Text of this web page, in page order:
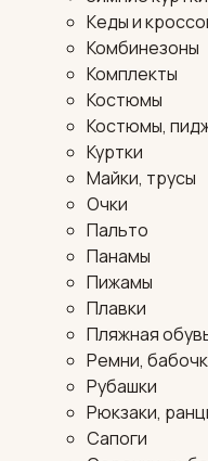
Кеды и
Комбинезоны
Комплекты
Костюмы
Костюмы,
Куртки
Майки, трусы
Очки
Пальто
Панамы
Пижамы
Плавки
Пляжная
Ремни,
Рубашки
Рюкзаки,
Сапоги